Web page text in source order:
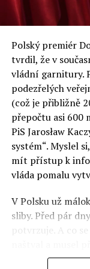
ekonomických a
a východní
Otázky spojené s
fóru AI zvláště
zahrnovat
panelů,
Budou
inteligence ve
komerčních
výzvy, kterým
technologickým
technologií
umožní Evropské
vztahu ke
Polský premiér
tvrdil, že v
vládní garnitury.
podezřelých
(což je přibližně
přepočtu asi 600
PiS Jarosław
systém“. Myslel
mít přístup k
vláda pomalu
V Polsku už
sliby. Před pár
potvrzuje. A co
před kamerami